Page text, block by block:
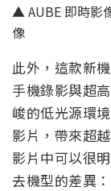
▲ AUBE 即時影
像
此外，這款新
手機錄影與超
峻的低光源環
影片，帶來超
影片中可以很
去機型的差異：